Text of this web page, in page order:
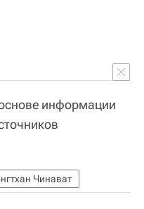
информации
Чинават